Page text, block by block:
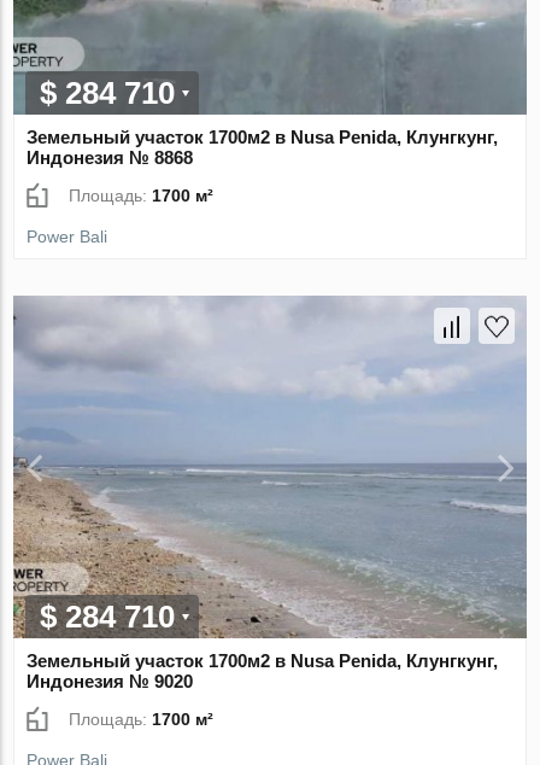
$ 284 710
Земельный участок 1700м2 в Nusa Penida, Клунгкунг,
Индонезия № 8868
Площадь: 1700 м²
Power Bali
$ 284 710
Земельный участок 1700м2 в Nusa Penida, Клунгкунг,
Индонезия № 9020
Площадь: 1700 м²
Power Bali